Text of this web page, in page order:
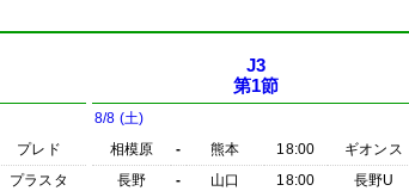
プレド
プラスタ
J3
第1節
8/8 (土)
相模原
- 熊本 18:00
ギオンス
長野
- 山口 18:00
長野U